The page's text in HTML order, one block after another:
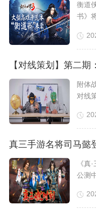
衡道
书》
【对线策划】第二
附体
对线
真三手游名将司马懿
《真
公测